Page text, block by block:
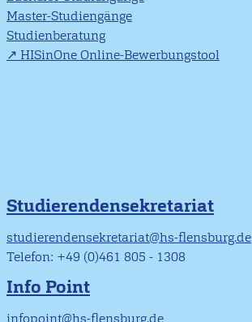
Master-Studiengänge
Studienberatung
HISinOne Online-Bewerbungstool
Studierendensekretariat
studierendensekretariat@hs-flensburg.de
Telefon: +49 (0)461 805 - 1308
Info Point
infopoint@hs-flensburg.de